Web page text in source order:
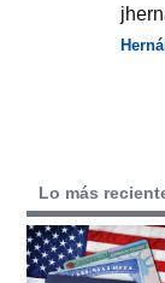
Lo más